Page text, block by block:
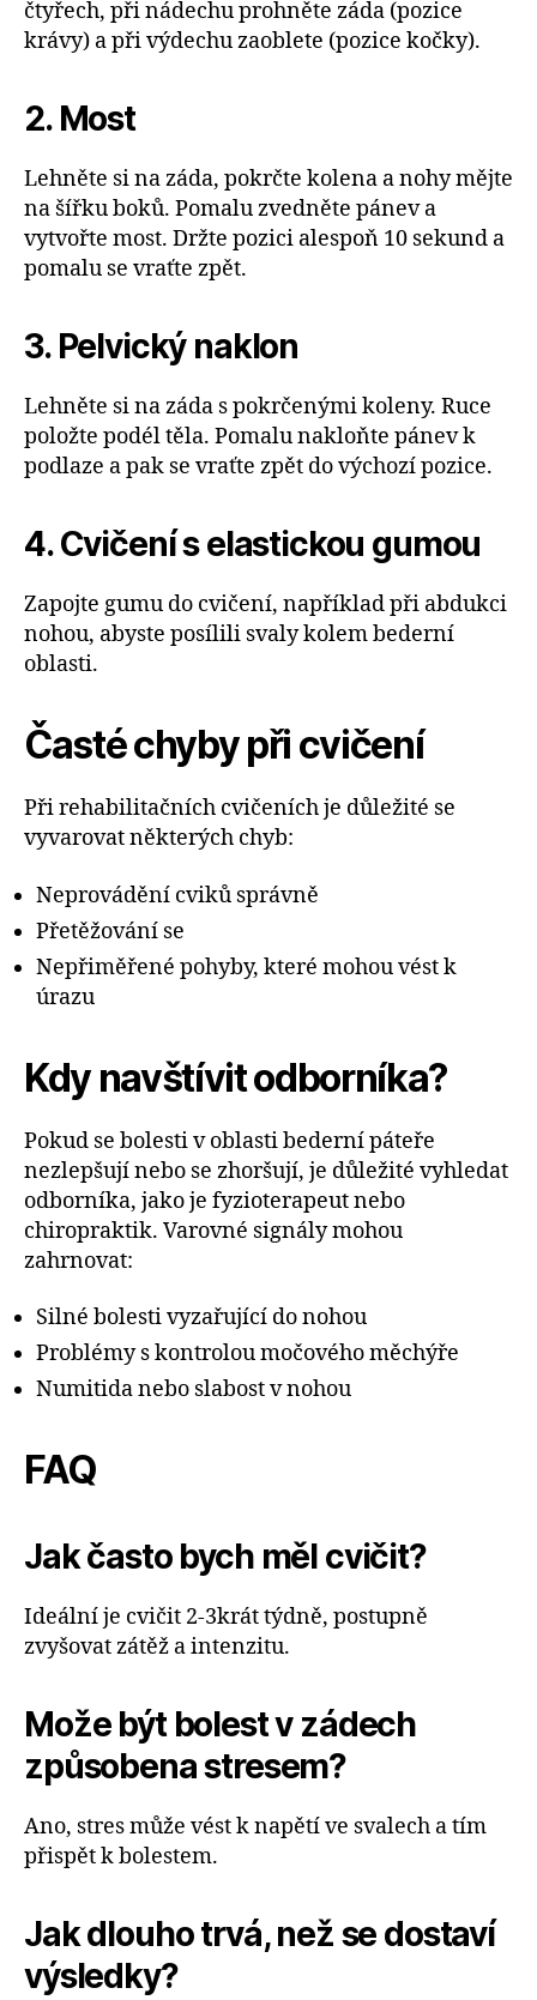
čtyřech, při nádechu prohněte záda (pozice
krávy) a při výdechu zaoblete (pozice kočky).
2. Most
Lehněte si na záda, pokrčte kolena a nohy mějte
na šířku boků. Pomalu zvedněte pánev a
vytvořte most. Držte pozici alespoň 10 sekund a
pomalu se vraťte zpět.
3. Pelvický naklon
Lehněte si na záda s pokrčenými koleny. Ruce
položte podél těla. Pomalu nakloňte pánev k
podlaze a pak se vraťte zpět do výchozí pozice.
4. Cvičení s elastickou gumou
Zapojte gumu do cvičení, například při abdukci
nohou, abyste posílili svaly kolem bederní
oblasti.
Časté chyby při cvičení
Při rehabilitačních cvičeních je důležité se
vyvarovat některých chyb:
Neprovádění cviků správně
Přetěžování se
Nepřiměřené pohyby, které mohou vést k
úrazu
Kdy navštívit odborníka?
Pokud se bolesti v oblasti bederní páteře
nezlepšují nebo se zhoršují, je důležité vyhledat
odborníka, jako je fyzioterapeut nebo
chiropraktik. Varovné signály mohou
zahrnovat:
Silné bolesti vyzařující do nohou
Problémy s kontrolou močového měchýře
Numitida nebo slabost v nohou
FAQ
Jak často bych měl cvičit?
Ideální je cvičit 2-3krát týdně, postupně
zvyšovat zátěž a intenzitu.
Može být bolest v zádech
způsobena stresem?
Ano, stres může vést k napětí ve svalech a tím
přispět k bolestem.
Jak dlouho trvá, než se dostaví
výsledky?